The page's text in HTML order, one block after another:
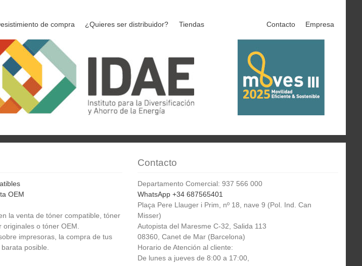
de compra ¿Quieres ser distribuidor? Tiendas Contacto Empresa
OEM
la venta de tóner compatible, tóner
originales o tóner OEM.
impresoras, la compra de tus
posible.
Contacto
Departamento Comercial: 937 566 000
WhatsApp +34 687565401
Plaça Pere Llauger i Prim, nº 18, nave 9 (Pol. Ind. Can
Misser)
Autopista del Maresme C-32, Salida 113
08360, Canet de Mar (Barcelona)
Horario de Atención al cliente:
De lunes a jueves de 8:00 a 17:00,